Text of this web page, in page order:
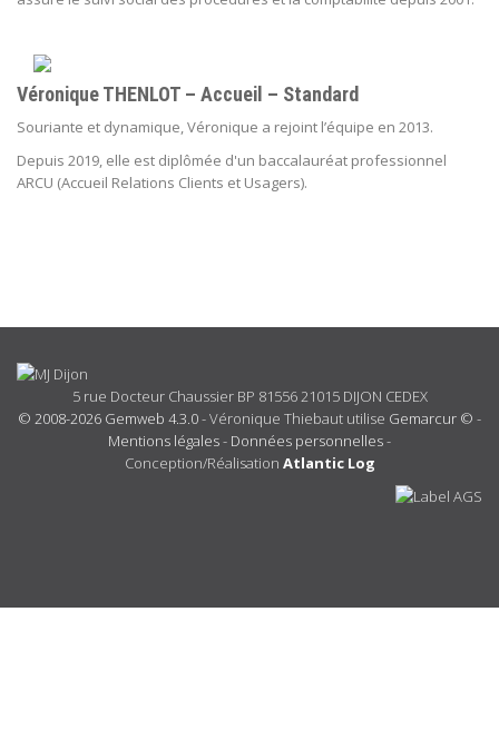
Véronique THENLOT – Accueil – Standard
Souriante et dynamique, Véronique a rejoint l’équipe en 2013.
Depuis 2019, elle est diplômée d'un baccalauréat professionnel
ARCU (Accueil Relations Clients et Usagers).
5 rue Docteur Chaussier BP 81556 21015 DIJON CEDEX
© 2008-2026 Gemweb 4.3.0- Véronique Thiebaut utilise Gemarcur © -
Mentions légales- Données personnelles-
Conception/Réalisation Atlantic Log